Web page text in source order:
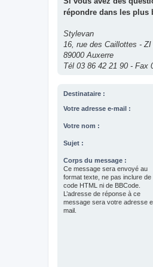
répondre dans les plus
Stylevan
16, rue des Caillottes -
89000 Auxerre
Tél 03 86 42 21 90 - Fax
Destinataire :
Votre adresse e-mail :
Votre nom :
Sujet :
Corps du message :
Ce message sera envoyé au
format texte, ne pas inclure de
code HTML ni de BBCode.
L’adresse de réponse à ce
message sera votre adresse
mail.